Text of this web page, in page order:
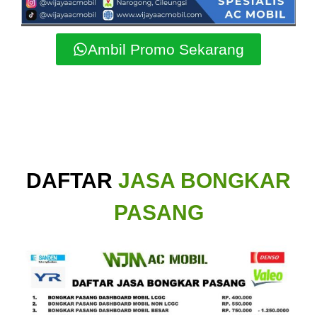
Ambil Promo Sekarang
DAFTAR JASA BONGKAR
PASANG